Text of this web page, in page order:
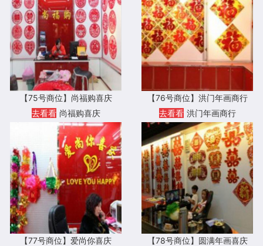
【75号商位】尚福购喜庆
去看看 尚福购喜庆
【76号商位】洪门年画商行
去看看 洪门年画商行
【77号商位】爱尚你喜庆
【78号商位】圆满年画喜庆